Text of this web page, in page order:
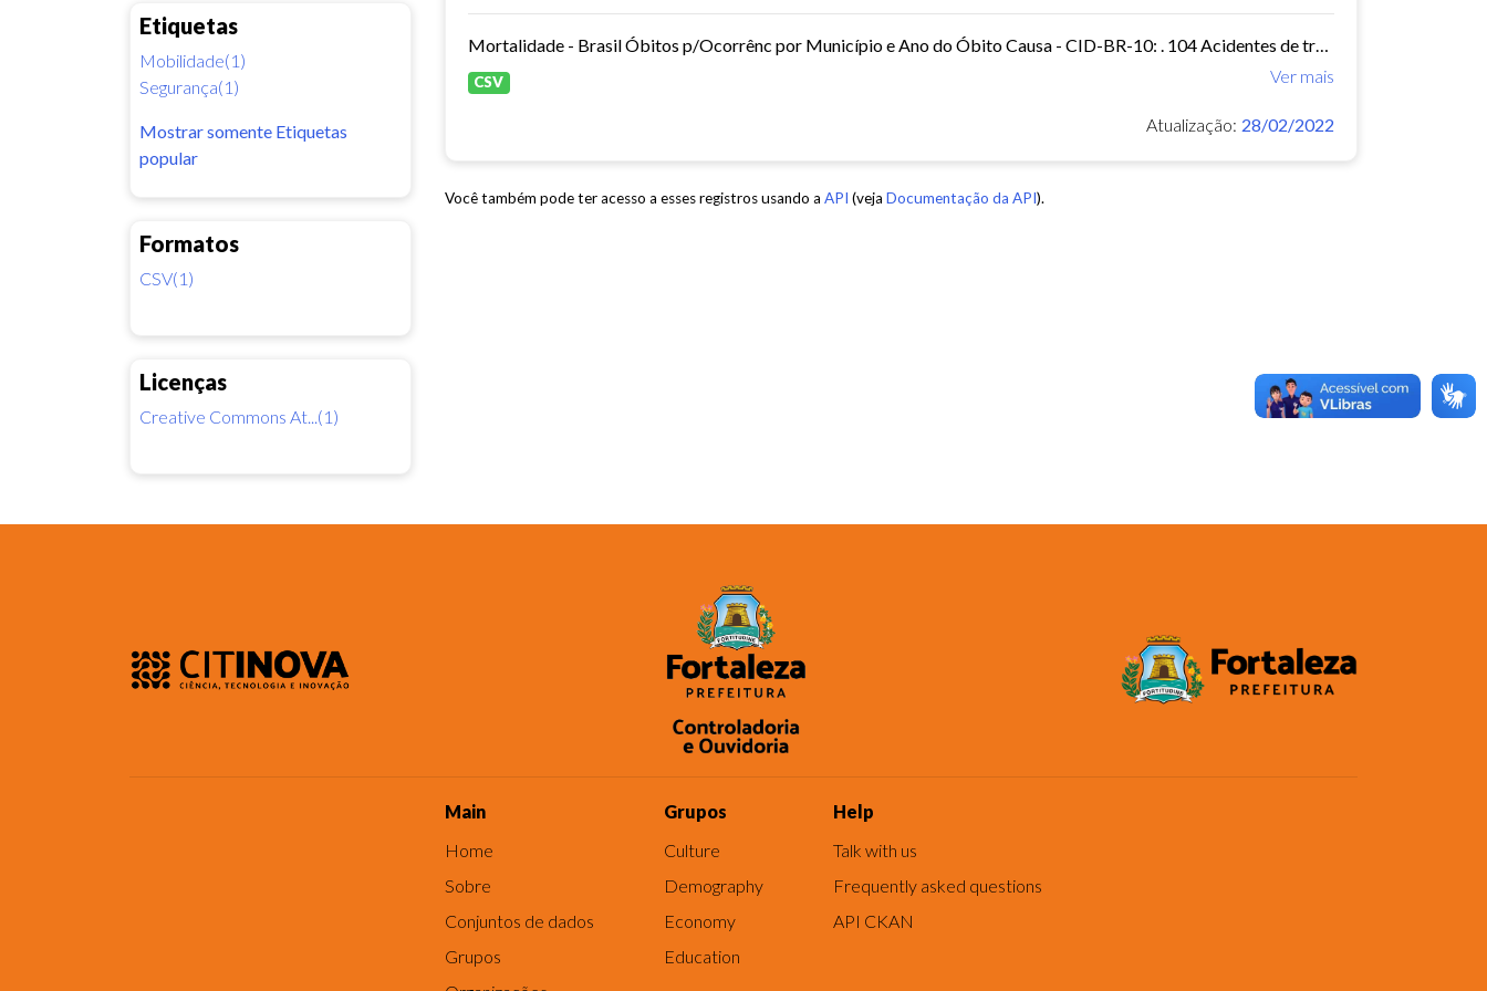
Etiquetas
Mobilidade(1)
Segurança(1)
Mostrar somente Etiquetas
popular
Formatos
CSV(1)
Licenças
Creative Commons At...(1)
Mortalidade - Brasil Óbitos p/Ocorrênc por Município e Ano do Óbito Causa - CID-BR-10: . 104 Acidentes de transporte Período:2010-2019 Taxa municipal de homicídios por cem mil...
Ver mais
CSV
Atualização: 28/02/2022
Você também pode ter acesso a esses registros usando a API (veja Documentação da API).
Main
Home
Sobre
Conjuntos de dados
Grupos
Grupos
Culture
Demography
Economy
Education
Help
Talk with us
Frequently asked questions
API CKAN